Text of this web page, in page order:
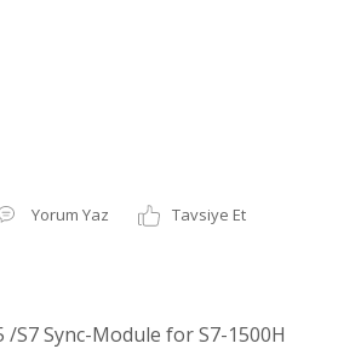
Yorum Yaz
Tavsiye Et
/S7 Sync-Module for S7-1500H